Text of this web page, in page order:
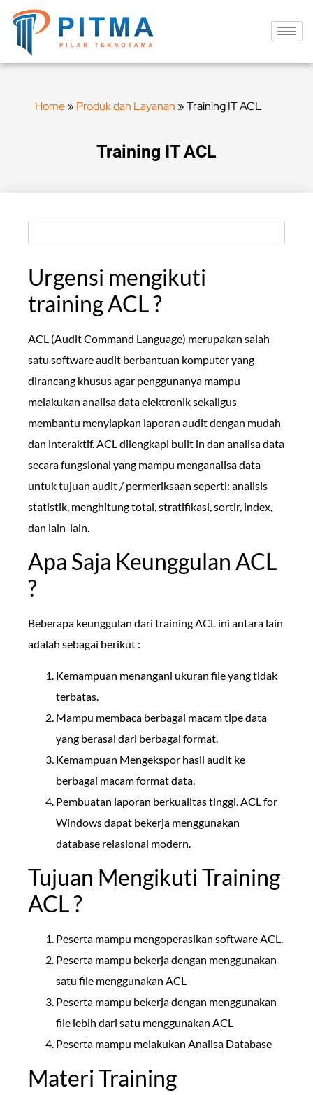
Home» Produk dan Layanan »Training IT ACL
Training IT ACL
Urgensi mengikuti
training ACL ?
ACL (Audit Command Language) merupakan salah
satu software audit berbantuan komputer yang
dirancang khusus agar penggunanya mampu
melakukan analisa data elektronik sekaligus
membantu menyiapkan laporan audit dengan mudah
dan interaktif. ACL dilengkapi built in dan analisa data
secara fungsional yang mampu menganalisa data
untuk tujuan audit / permeriksaan seperti: analisis
statistik, menghitung total, stratifikasi, sortir, index,
dan lain-lain.
Apa Saja Keunggulan ACL
?
Beberapa keunggulan dari training ACL ini antara lain
adalah sebagai berikut :
Kemampuan menangani ukuran file yang tidak
terbatas.
Mampu membaca berbagai macam tipe data
yang berasal dari berbagai format.
Kemampuan Mengekspor hasil audit ke
berbagai macam format data.
Pembuatan laporan berkualitas tinggi. ACL for
Windows dapat bekerja menggunakan
database relasional modern.
Tujuan Mengikuti Training
ACL ?
Peserta mampu mengoperasikan software ACL.
Peserta mampu bekerja dengan menggunakan
satu file menggunakan ACL
Peserta mampu bekerja dengan menggunakan
file lebih dari satu menggunakan ACL
Peserta mampu melakukan Analisa Database
Materi Training